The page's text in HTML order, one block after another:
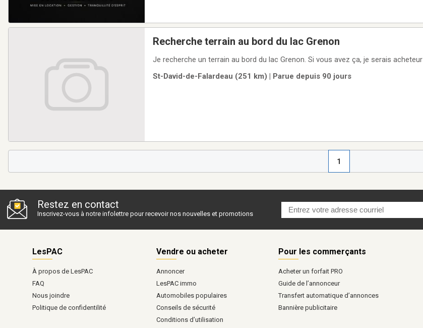
Recherche terrain au bord du lac Grenon
Je recherche un terrain au bord du lac Grenon. Si vous avez ça, je serais acheteur
St-David-de-Falardeau (251 km) | Parue depuis 90 jours
1
Restez en contact
Inscrivez-vous à notre infolettre pour recevoir nos nouvelles et promotions
LesPAC
À propos de LesPAC
FAQ
Nous joindre
Politique de confidentilité
Vendre ou acheter
Annoncer
LesPAC immo
Automobiles populaires
Conseils de sécurité
Conditions d’utilisation
Pour les commerçants
Acheter un forfait PRO
Guide de l’annonceur
Transfert automatique d’annonces
Bannière publicitaire